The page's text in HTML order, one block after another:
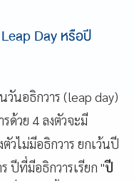
Day หรือปี
วันอธิกวาร (leap day)
ด้วย 4 ลงตัวจะมี
วไม่มีอธิกวาร ยกเว้นปี
ปีที่มีอธิกวารเรียก "ปี